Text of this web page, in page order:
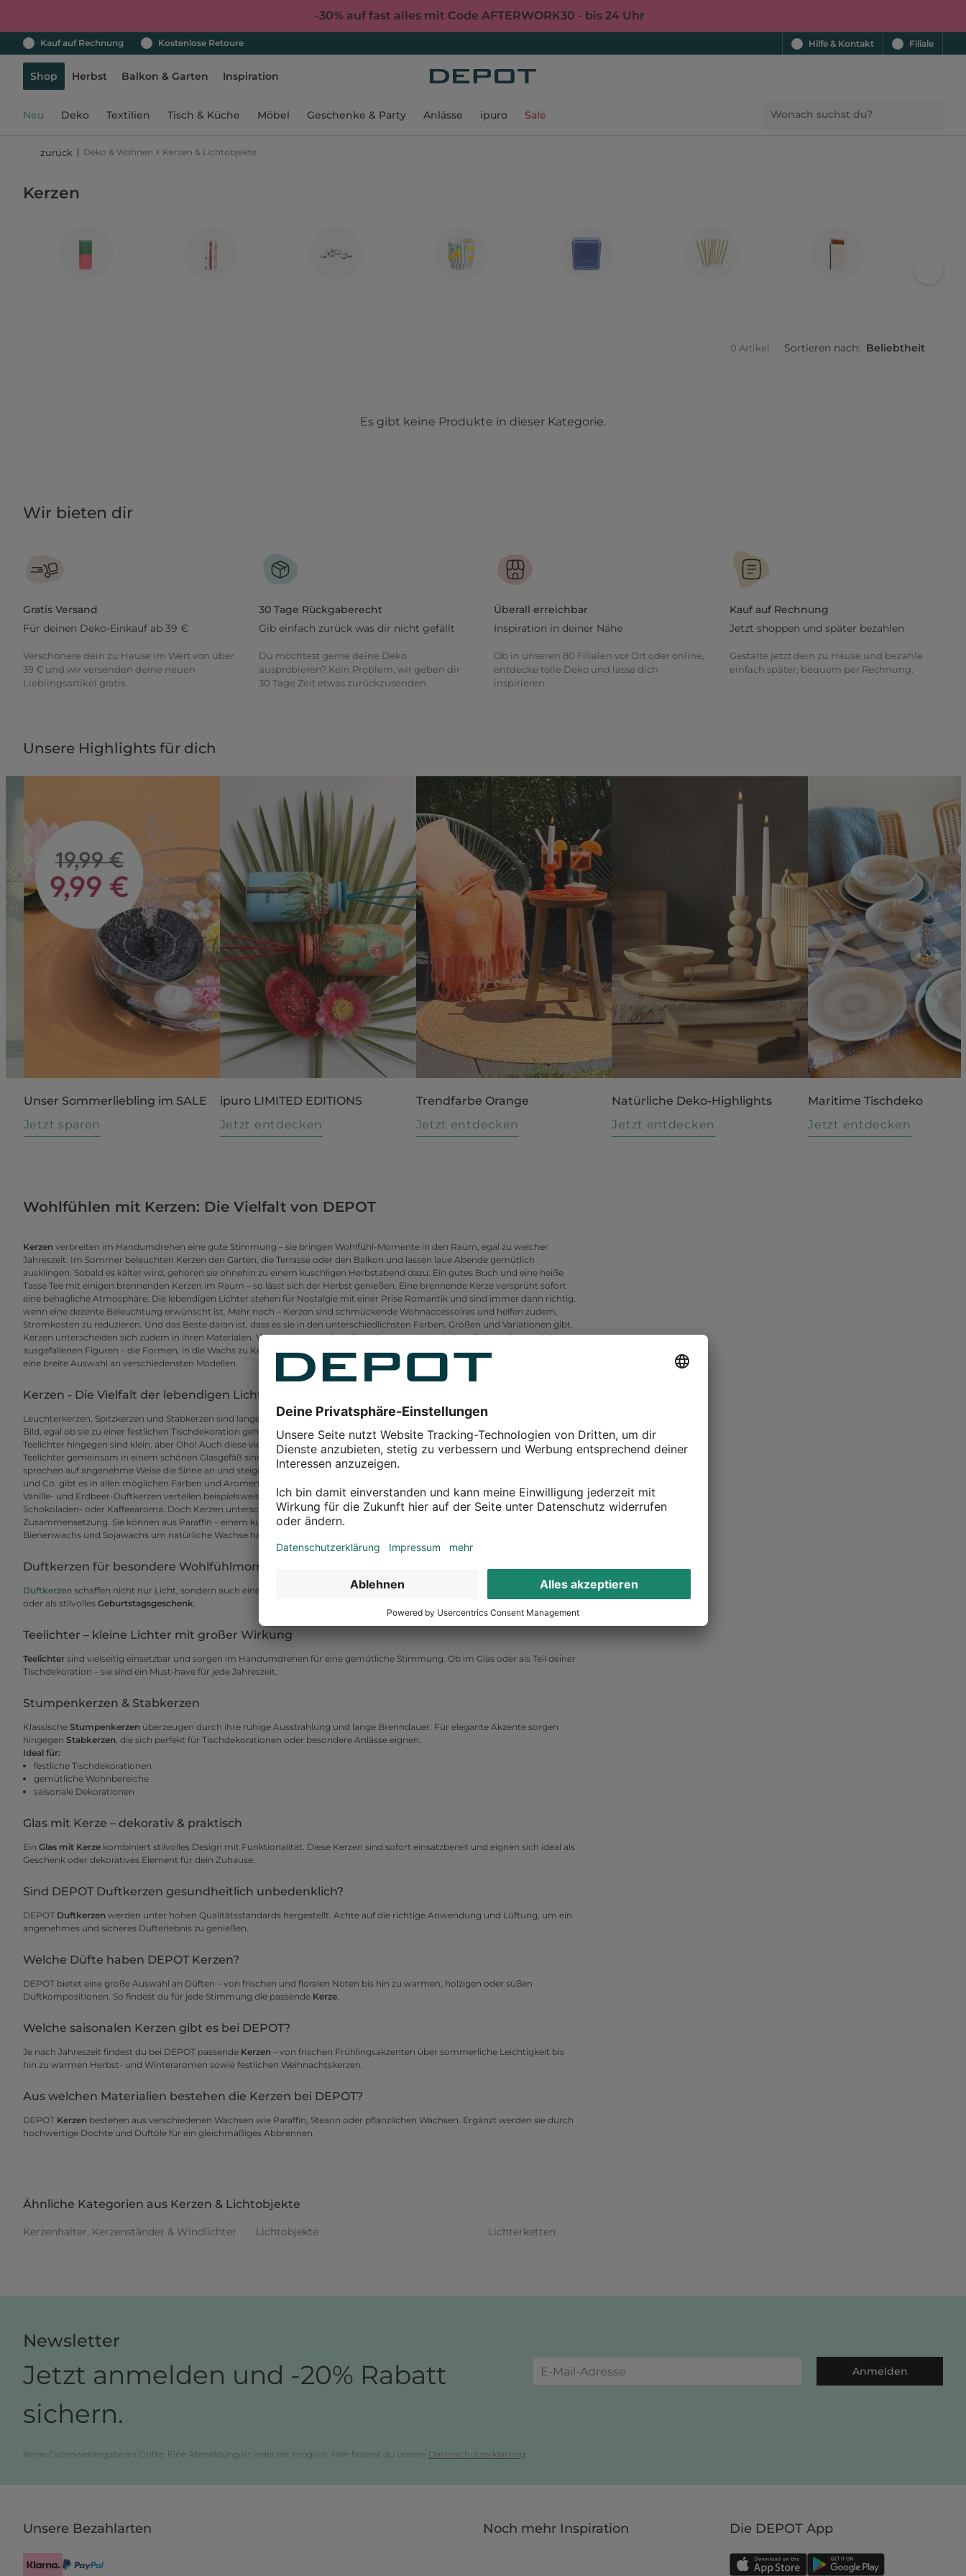
-30% auf fast alles mit Code AFTERWORK30 - bis 24 Uhr
Kauf auf Rechnung Kostenlose Retoure Hilfe & Kontakt Filiale
Shop Herbst Balkon & Garten Inspiration
Neu Deko Textilien Tisch & Küche Möbel Geschenke & Party Anlässe ipuro Sale
zurück Deko & Wohnen › Kerzen & Lichtobjekte
Kerzen
0 Artikel Sortieren nach: Beliebtheit
Es gibt keine Produkte in dieser Kategorie.
Wir bieten dir
Gratis Versand
Für deinen Deko-Einkauf ab 39 €
Verschönere dein zu Hause im Wert von über
39 € und wir versenden deine neuen
Lieblingsartikel gratis.
30 Tage Rückgaberecht
Gib einfach zurück was dir nicht gefällt
Du möchtest gerne deine Deko
ausprobieren? Kein Problem, wir geben dir
30 Tage Zeit etwas zurückzusenden.
Überall erreichbar
Inspiration in deiner Nähe
Ob in unseren 80 Filialen vor Ort oder online,
entdecke tolle Deko und lasse dich
inspirieren.
Kauf auf Rechnung
Jetzt shoppen und später bezahlen
Gestalte jetzt dein zu Hause und bezahle
einfach später, bequem per Rechnung.
Unsere Highlights für dich
Unser Sommerliebling im SALE
Jetzt sparen
ipuro LIMITED EDITIONS
Jetzt entdecken
Trendfarbe Orange
Jetzt entdecken
Natürliche Deko-Highlights
Jetzt entdecken
Maritime Tischdeko
Jetzt entdecken
Wohlfühlen mit Kerzen: Die Vielfalt von DEPOT
Kerzen verbreiten im Handumdrehen eine gute Stimmung – sie bringen Wohlfühl-Momente in den Raum, egal zu welcher
Jahreszeit. Im Sommer beleuchten Kerzen den Garten, die Terrasse oder den Balkon und lassen laue Abende gemütlich
ausklingen. Sobald es kälter wird, gehören sie ohnehin zu einem kuschligen Herbstabend dazu: Ein gutes Buch und eine heiße
Tasse Tee mit einigen brennenden Kerzen im Raum – so lässt sich der Herbst genießen. Eine brennende Kerze versprüht sofort
eine behagliche Atmosphäre. Die lebendigen Lichter stehen für Nostalgie mit einer Prise Romantik und sind immer dann richtig,
wenn eine dezente Beleuchtung erwünscht ist. Mehr noch – Kerzen sind schmückende Wohnaccessoires und helfen zudem,
Stromkosten zu reduzieren. Und das Beste daran ist, dass es sie in den unterschiedlichsten Farben, Größen und Variationen gibt.
Kerzen unterscheiden sich zudem in ihren Materialen. Von Stabkerzen bis zu Teelichtern, von klassischen Zylinderformen bis zu
ausgefallenen Figuren – die Formen, in die Wachs zu Kerzen gegossen werden kann, sind nahezu unendlich. Bei DEPOT gibt es
eine breite Auswahl an verschiedensten Modellen.
Kerzen - Die Vielfalt der lebendigen Lichter
Leuchterkerzen, Spitzkerzen und Stabkerzen sind lange, schlanke Kerzen. In einem Leuchter ergeben sie gemeinsam ein ideales
Bild, egal ob sie zu einer festlichen Tischdekoration gehören oder die perfekte Stimmung beim Candle-Light-Dinner erzeugen.
Teelichter hingegen sind klein, aber Oho! Auch diese vielseitig einsetzbaren Kerzen sorgen für romantische Stimmung. Mehrere
Teelichter gemeinsam in einem schönen Glasgefäß sind ein funkelndes Highlight, egal wo sie aufgestellt werden. Duftkerzen
sprechen auf angenehme Weise die Sinne an und steigern das Wohngefühl. Die wohlriechenden Kerzen für Wohnzimmer, Bad
und Co. gibt es in allen möglichen Farben und Aromen. Es kann also je nach Wunsch ein individueller Duft gewählt werden:
Vanille- und Erdbeer-Duftkerzen verteilen beispielsweise einen süßen, fruchtigen Duft. Wer es herber mag, wählt ein
Schokoladen- oder Kaffeearoma. Doch Kerzen unterscheiden sich nicht nur in der Form, sondern auch in der
Zusammensetzung. Sie können aus Paraffin – einem künstlichen Wachs – hergestellt werden, während es sich bei Stearin,
Bienenwachs und Sojawachs um natürliche Wachse handelt.
Duftkerzen für besondere Wohlfühlmomente
Duftkerzen schaffen nicht nur Licht, sondern auch eine angenehme Raumatmosphäre. Sie eignen sich perfekt zum Entspannen
oder als stilvolles Geburtstagsgeschenk
Teelichter – kleine Lichter mit großer Wirkung
Teelichter sind vielseitig einsetzbar und sorgen im Handumdrehen für eine gemütliche Stimmung. Ob im Glas oder als Teil deiner
Tischdekoration – sie sind ein Must-have für jede Jahreszeit.
Stumpenkerzen & Stabkerzen
Klassische Stumpenkerzen überzeugen durch ihre ruhige Ausstrahlung und lange Brenndauer. Für elegante Akzente sorgen
hingegen Stabkerzen , die sich perfekt für Tischdekorationen oder besondere Anlässe eignen.
Ideal für:
festliche Tischdekorationen
gemütliche Wohnbereiche
saisonale Dekorationen
Glas mit Kerze – dekorativ & praktisch
Ein Glas mit Kerze kombiniert stilvolles Design mit Funktionalität. Diese Kerzen sind sofort einsatzbereit und eignen sich ideal als
Geschenk oder dekoratives Element für dein Zuhause.
Sind DEPOT Duftkerzen gesundheitlich unbedenklich?
DEPOT Duftkerzen werden unter hohen Qualitätsstandards hergestellt. Achte auf die richtige Anwendung und Lüftung, um ein
angenehmes und sicheres Dufterlebnis zu genießen.
Welche Düfte haben DEPOT Kerzen?
DEPOT bietet eine große Auswahl an Düften – von frischen und floralen Noten bis hin zu warmen, holzigen oder süßen
Duftkompositionen. So findest du für jede Stimmung die passende Kerze
Welche saisonalen Kerzen gibt es bei DEPOT?
Je nach Jahreszeit findest du bei DEPOT passende Kerzen – von frischen Frühlingsakzenten über sommerliche Leichtigkeit bis
hin zu warmen Herbst- und Winteraromen sowie festlichen Weihnachtskerzen.
Aus welchen Materialien bestehen die Kerzen bei DEPOT?
DEPOT Kerzen bestehen aus verschiedenen Wachsen wie Paraffin, Stearin oder pflanzlichen Wachsen. Ergänzt werden sie durch
hochwertige Dochte und Duftöle für ein gleichmäßiges Abbrennen.
Ähnliche Kategorien aus Kerzen & Lichtobjekte
Kerzenhalter, Kerzenständer & Windlichter Lichtobjekte Lichterketten
Newsletter
Jetzt anmelden und -20% Rabatt
sichern.
Anmelden
Keine Datenweitergabe an Dritte. Eine Abmeldung ist jederzeit möglich. Hier findest du unsere Datenschutzerklärung
Unsere Bezahlarten Noch mehr Inspiration Die DEPOT App